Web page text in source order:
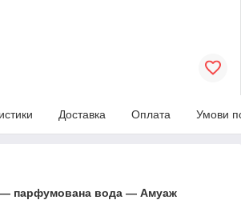
Доставка Оплата Умови
парфумована вода — Амуаж